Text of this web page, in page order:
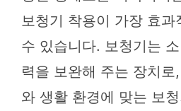
보청기 착용이 가장 효과
수 있습니다. 보청기는
력을 보완해 주는 장치
와 생활 환경에 맞는 보